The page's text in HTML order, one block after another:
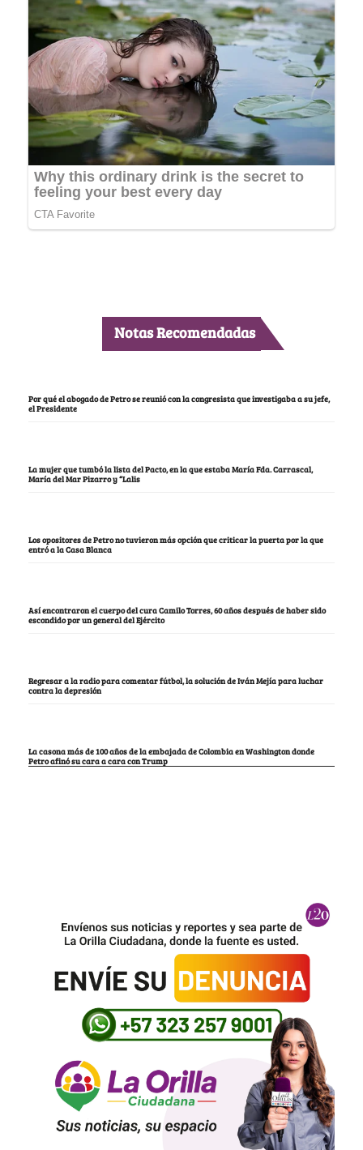
Notas Recomendadas
Por qué el abogado de Petro se reunió con la congresista que investigaba a su jefe,
el Presidente
La mujer que tumbó la lista del Pacto, en la que estaba María Fda. Carrascal,
María del Mar Pizarro y “Lalis
Los opositores de Petro no tuvieron más opción que criticar la puerta por la que
entró a la Casa Blanca
Así encontraron el cuerpo del cura Camilo Torres, 60 años después de haber sido
escondido por un general del Ejército
Regresar a la radio para comentar fútbol, la solución de Iván Mejía para luchar
contra la depresión
La casona más de 100 años de la embajada de Colombia en Washington donde
Petro afinó su cara a cara con Trump